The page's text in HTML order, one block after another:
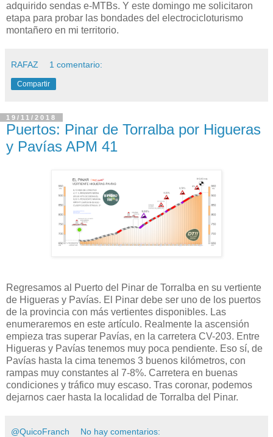
adquirido sendas e-MTBs. Y este domingo me solicitaron
etapa para probar las bondades del electrocicloturismo
montañero en mi territorio.
RAFAZ 1 comentario:
Compartir
19/11/2018
Puertos: Pinar de Torralba por Higueras
y Pavías APM 41
Regresamos al Puerto del Pinar de Torralba en su vertiente
de Higueras y Pavías. El Pinar debe ser uno de los puertos
de la provincia con más vertientes disponibles. Las
enumeraremos en este artículo. Realmente la ascensión
empieza tras superar Pavías, en la carretera CV-203. Entre
Higueras y Pavías tenemos muy poca pendiente. Eso sí, de
Pavías hasta la cima tenemos 3 buenos kilómetros, con
rampas muy constantes al 7-8%. Carretera en buenas
condiciones y tráfico muy escaso. Tras coronar, podemos
dejarnos caer hasta la localidad de Torralba del Pinar.
@QuicoFranch No hay comentarios: